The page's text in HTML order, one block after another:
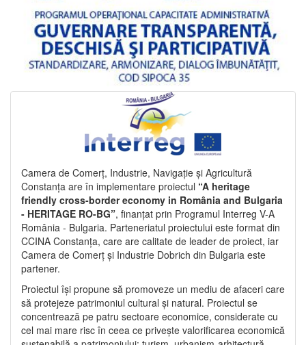
Camera de Comerț, Industrie, Navigație și Agricultură
Constanța are în implementare proiectul “A heritage
friendly cross-border economy in România and Bulgaria
- HERITAGE RO-BG”, finanțat prin Programul Interreg V-A
România - Bulgaria. Parteneriatul proiectului este format din
CCINA Constanța, care are calitate de leader de proiect, iar
Camera de Comerț și Industrie Dobrich din Bulgaria este
partener.
Proiectul își propune să promoveze un mediu de afaceri care
să protejeze patrimoniul cultural și natural. Proiectul se
concentrează pe patru sectoare economice, considerate cu
cel mai mare risc în ceea ce privește valorificarea economică